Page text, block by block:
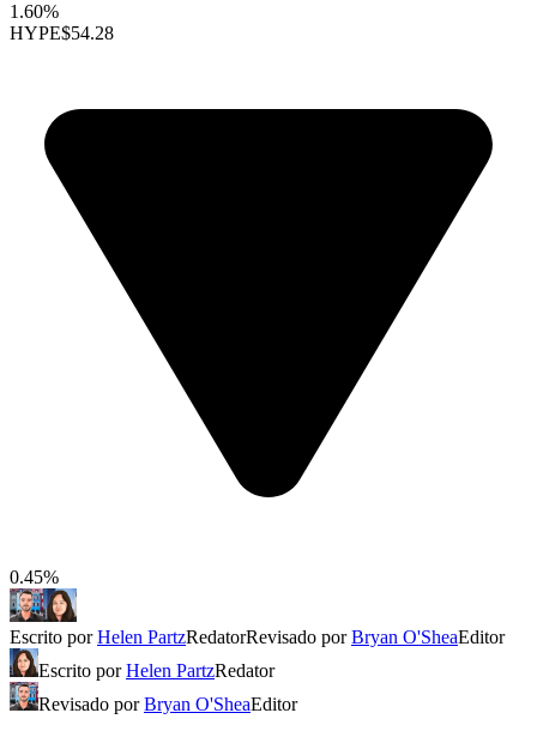
1.60%
HYPE$54.28
0.45%
Escrito porHelen PartzRedatorRevisado porBryan O'SheaEditor
Escrito porHelen PartzRedator
Revisado porBryan O'SheaEditor